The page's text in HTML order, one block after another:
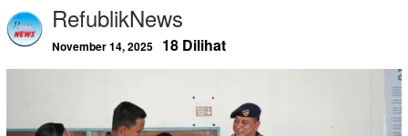
RefublikNews
November 14, 2025 18 Dilihat